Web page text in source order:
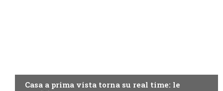
Casa a prima vista torna su real time: le